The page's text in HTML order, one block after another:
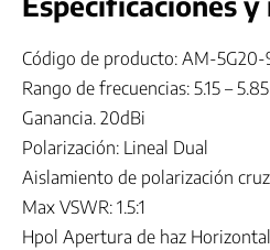
Código de producto: AM-5G20-
Rango de frecuencias: 5.15 –
Ganancia. 20dBi
Polarización: Lineal Dual
Aislamiento de polarización
Max VSWR: 1.5:1
Hpol Apertura de haz